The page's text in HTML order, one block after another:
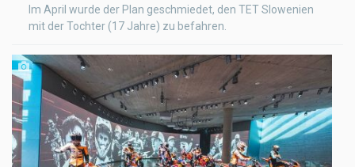
Im April wurde der Plan geschmiedet, den TET Slowenien
mit der Tochter (17 Jahre) zu befahren.